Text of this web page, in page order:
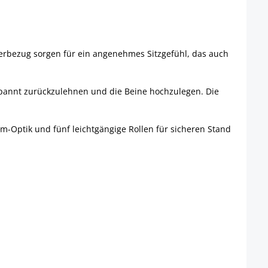
sorgen für ein angenehmes Sitzgefühl, das auch
zurückzulehnen und die Beine hochzulegen. Die
Optik und fünf leichtgängige Rollen für sicheren Stand